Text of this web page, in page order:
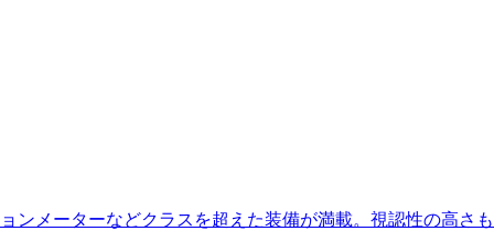
ンメーターなどクラスを超えた装備が満載。視認性の高さも